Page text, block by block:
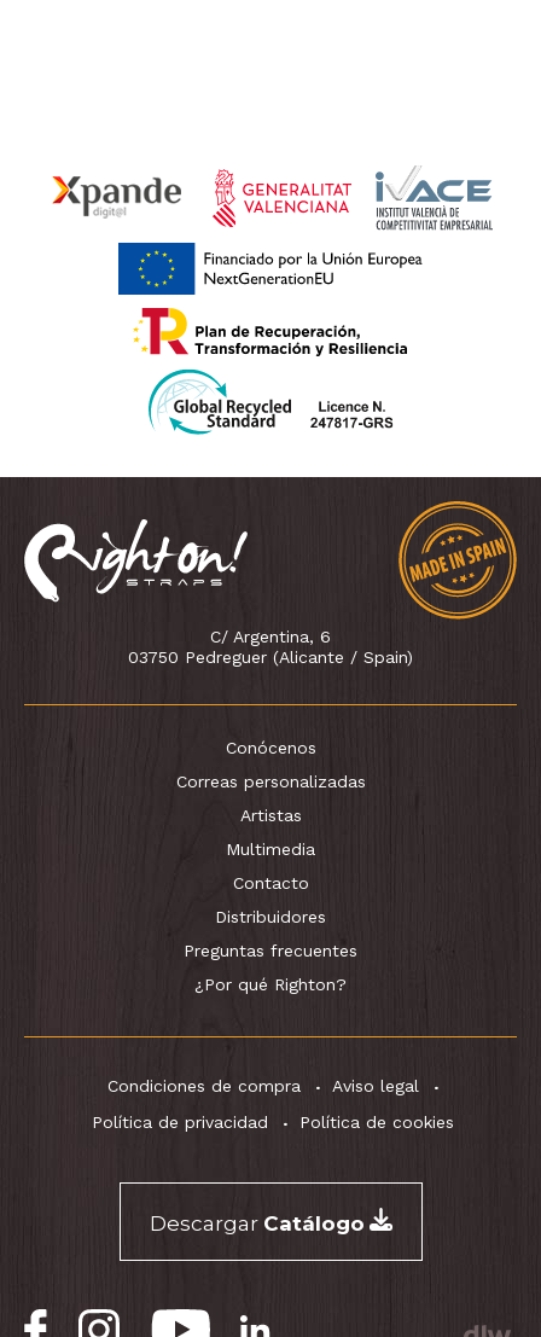
C/ Argentina, 6
03750 Pedreguer (Alicante / Spain)
Conócenos
Correas personalizadas
Artistas
Multimedia
Contacto
Distribuidores
Preguntas frecuentes
¿Por qué Righton?
Condiciones de compra
Aviso legal
Política de privacidad
Política de cookies
Descargar Catálogo